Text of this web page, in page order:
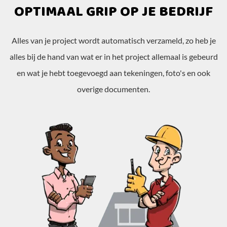
OPTIMAAL GRIP OP JE BEDRIJF
Alles van je project wordt automatisch verzameld, zo heb je
alles bij de hand van wat er in het project allemaal is gebeurd
en wat je hebt toegevoegd aan tekeningen, foto's en ook
overige documenten.